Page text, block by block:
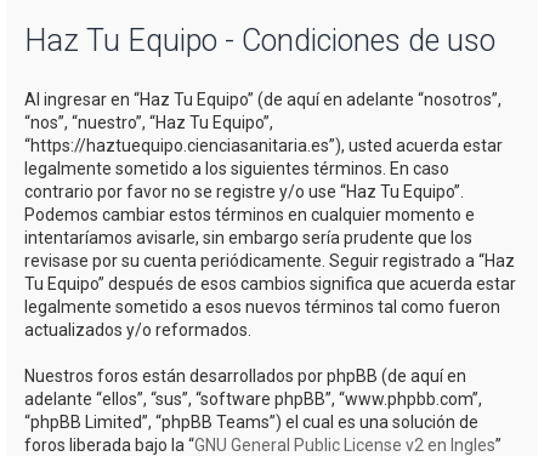
Haz Tu Equipo - Condiciones de uso
Al ingresar en “Haz Tu Equipo” (de aquí en adelante “nosotros”,
“nos”, “nuestro”, “Haz Tu Equipo”,
“https://haztuequipo.cienciasanitaria.es”), usted acuerda estar
legalmente sometido a los siguientes términos. En caso
contrario por favor no se registre y/o use “Haz Tu Equipo”.
Podemos cambiar estos términos en cualquier momento e
intentaríamos avisarle, sin embargo sería prudente que los
revisase por su cuenta periódicamente. Seguir registrado a “Haz
Tu Equipo” después de esos cambios significa que acuerda estar
legalmente sometido a esos nuevos términos tal como fueron
actualizados y/o reformados.
Nuestros foros están desarrollados por phpBB (de aquí en
adelante “ellos”, “sus”, “software phpBB”, “www.phpbb.com”,
“phpBB Limited”, “phpBB Teams”) el cual es una solución de
foros liberada bajo la “GNU General Public License v2 en Ingles”